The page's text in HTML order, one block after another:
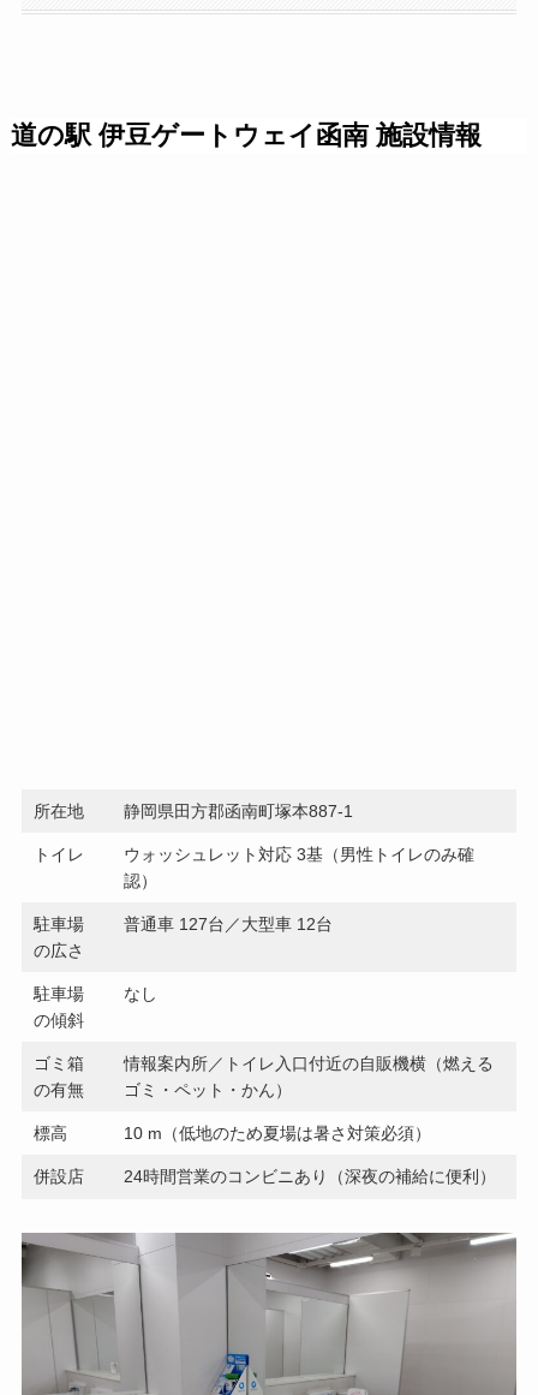
道の駅 伊豆ゲートウェイ函南 施設情報
所在地 静岡県田方郡函南町塚本887-1
トイレ
ウォッシュレット対応 3基（男性トイレのみ確
認）
駐車場
の広さ
普通車 127台／大型車 12台
駐車場
の傾斜
なし
ゴミ箱
の有無
情報案内所／トイレ入口付近の自販機横（燃える
ゴミ・ペット・かん）
標高 10 m（低地のため夏場は暑さ対策必須）
併設店 24時間営業のコンビニあり（深夜の補給に便利）